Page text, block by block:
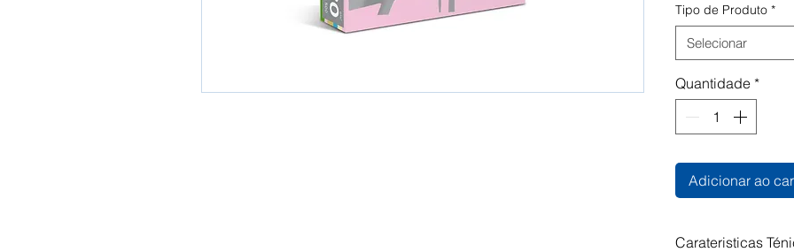
Tipo de Produto *
Selecionar
Quantidade *
Adicionar ao
Carateristicas